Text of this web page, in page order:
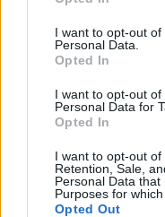
use your data for
consent section.
I want to opt-out
Personal Data.
Opted In
I want to opt-out
Personal Data for
Opted In
I want to opt-out of
Retention, Sale,
Personal Data
Purposes for
Opted Out
•2015. március 10.
Az 1870-ben
volna, sem
Monarchia egyik
aki számára
is efelé a pálya felé
felveszik Prágába,…